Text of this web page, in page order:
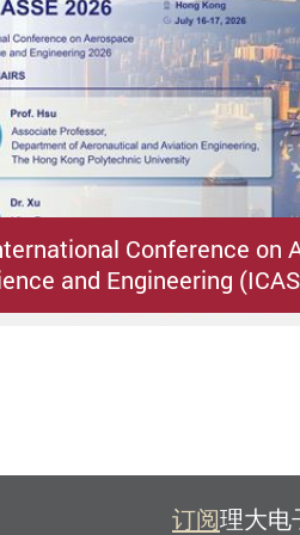
Conference on
and Engineering
订阅理大电